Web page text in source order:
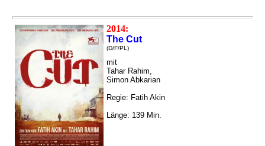
2014:
The Cut
(D/F/PL)
mit
Tahar Rahim,
Simon Abkarian
Regie: Fatih Akin
Länge: 139 Min.